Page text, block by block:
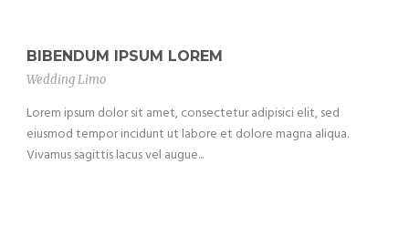
BIBENDUM IPSUM LOREM
Wedding Limo
Lorem ipsum dolor sit amet, consectetur adipisici elit, sed
eiusmod tempor incidunt ut labore et dolore magna aliqua.
Vivamus sagittis lacus vel augue...